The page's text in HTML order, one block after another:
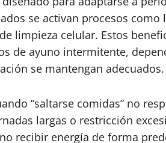
se activan procesos
limpieza celular. Estos
de ayuno intermitente,
se mantengan adecuados.
“saltarse comidas” no
largas o restricción
recibir energía de forma